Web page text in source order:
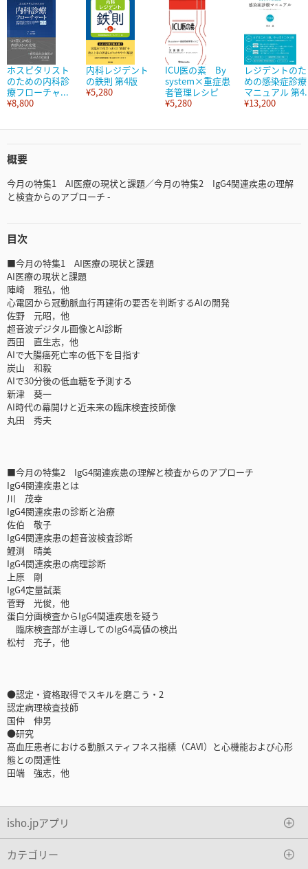
ホスピタリスト
のための内科診
療フローチャ...
¥8,800
内科レジデント
の鉄則 第4版
¥5,280
ICU医の素 By
system×重症患
者管理レシピ
¥5,280
レジデントのた
めの感染症診療
マニュアル 第
¥13,200
概要
今月の特集1 AI医療の現状と課題／今月の特集2 IgG4関連疾患の理解
と検査からのアプローチ -
目次
■今月の特集1 AI医療の現状と課題
AI医療の現状と課題
陣崎 雅弘，他
心電図から冠動脈血行再建術の要否を判断するAIの開発
佐野 元昭，他
超音波デジタル画像とAI診断
西田 直生志，他
AIで大腸癌死亡率の低下を目指す
炭山 和毅
AIで30分後の低血糖を予測する
新津 葵一
AI時代の幕開けと近未来の臨床検査技師像
丸田 秀夫
■今月の特集2 IgG4関連疾患の理解と検査からのアプローチ
IgG4関連疾患とは
川 茂幸
IgG4関連疾患の診断と治療
佐伯 敬子
IgG4関連疾患の超音波検査診断
鯉渕 晴美
IgG4関連疾患の病理診断
上原 剛
IgG4定量試薬
菅野 光俊，他
蛋白分画検査からIgG4関連疾患を疑う
臨床検査部が主導してのIgG4高値の検出
松村 充子，他
●認定・資格取得でスキルを磨こう・2
認定病理検査技師
国仲 伸男
●研究
高血圧患者における動脈スティフネス指標（CAVI）と心機能および心形
態との関連性
田端 強志，他
isho.jpアプリ
カテゴリー